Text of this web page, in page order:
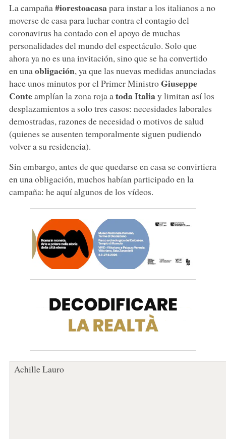
La campaña #iorestoacasapara instar a los italianos a no
moverse de casa para luchar contra el contagio del
coronavirus ha contado con el apoyo de muchas
personalidades del mundo del espectáculo. Solo que
ahora ya no es una invitación, sino que se ha convertido
en una obligación, ya que las nuevas medidas anunciadas
hace unos minutos por el Primer MinistroGiuseppe
Conteamplían la zona roja a toda Italiay limitan así los
desplazamientos a solo tres casos: necesidades laborales
demostradas, razones de necesidad o motivos de salud
(quienes se ausenten temporalmente siguen pudiendo
volver a su residencia).
Sin embargo, antes de que quedarse en casa se convirtiera
en una obligación, muchos habían participado en la
campaña: he aquí algunos de los vídeos.
Achille Lauro